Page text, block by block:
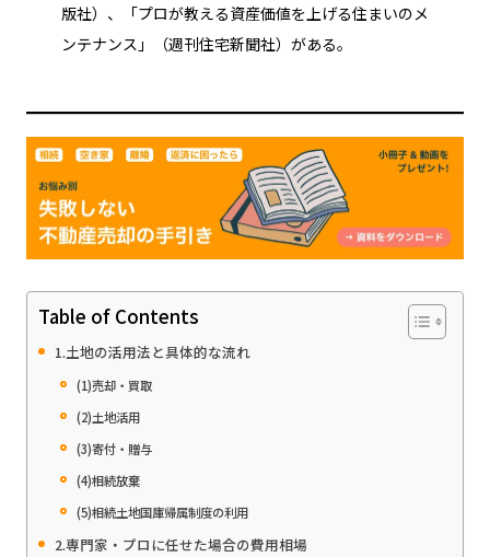
版社）、「プロが教える資産価値を上げる住まいのメ
ンテナンス」（週刊住宅新聞社）がある。
Table of Contents
1.土地の活用法と具体的な流れ
(1)売却・買取
(2)土地活用
(3)寄付・贈与
(4)相続放棄
(5)相続土地国庫帰属制度の利用
2.専門家・プロに任せた場合の費用相場